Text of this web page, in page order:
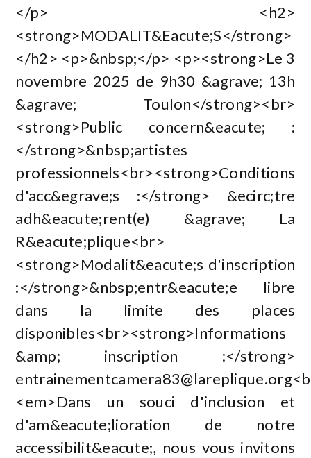
</p> <h2>
<strong>MODALIT&Eacute;S</strong>
</h2> <p>&nbsp;</p> <p><strong>Le 3
novembre 2025 de 9h30 &agrave; 13h
&agrave; Toulon</strong><br>
<strong>Public concern&eacute; :
</strong>&nbsp;artistes
professionnels<br><strong>Conditions
d'acc&egrave;s :</strong> &ecirc;tre
adh&eacute;rent(e) &agrave; La
R&eacute;plique<br>
<strong>Modalit&eacute;s d'inscription
:</strong>&nbsp;entr&eacute;e libre
dans la limite des places
disponibles<br><strong>Informations
&amp; inscription :</strong>
entrainementcamera83@lareplique.org
<em>Dans un souci d'inclusion et
d'am&eacute;lioration de notre
accessibilit&eacute;, nous vous invitons